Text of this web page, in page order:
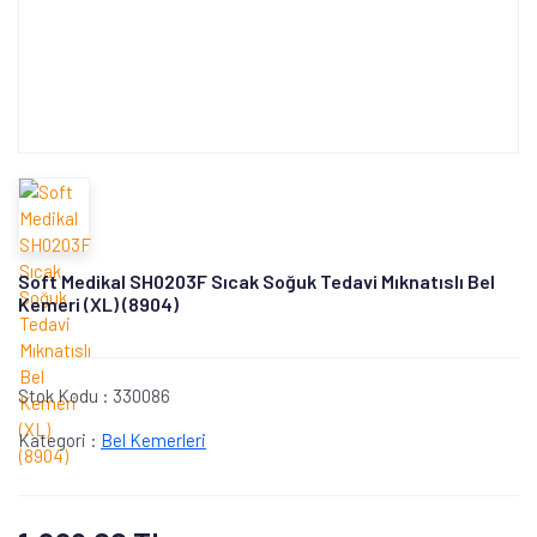
Soft Medikal SH0203F Sıcak Soğuk Tedavi Mıknatıslı Bel
Kemeri (XL) (8904)
Stok Kodu : 330086
Kategori : Bel Kemerleri